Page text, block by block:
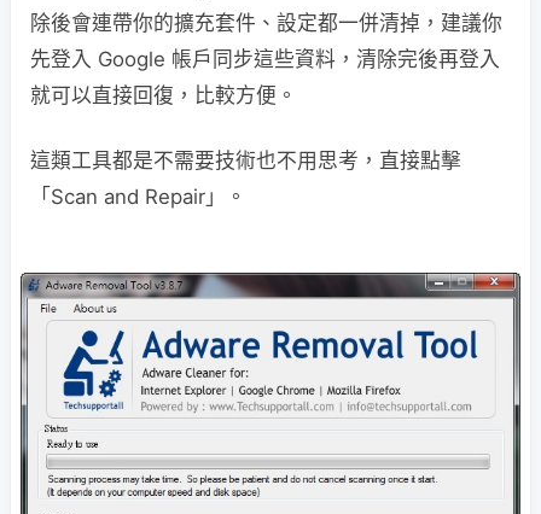
除後會連帶你的擴充套件、設定都一併清掉，建議你
先登入 Google 帳戶同步這些資料，清除完後再登入
就可以直接回復，比較方便。
這類工具都是不需要技術也不用思考，直接點擊
「Scan and Repair」。